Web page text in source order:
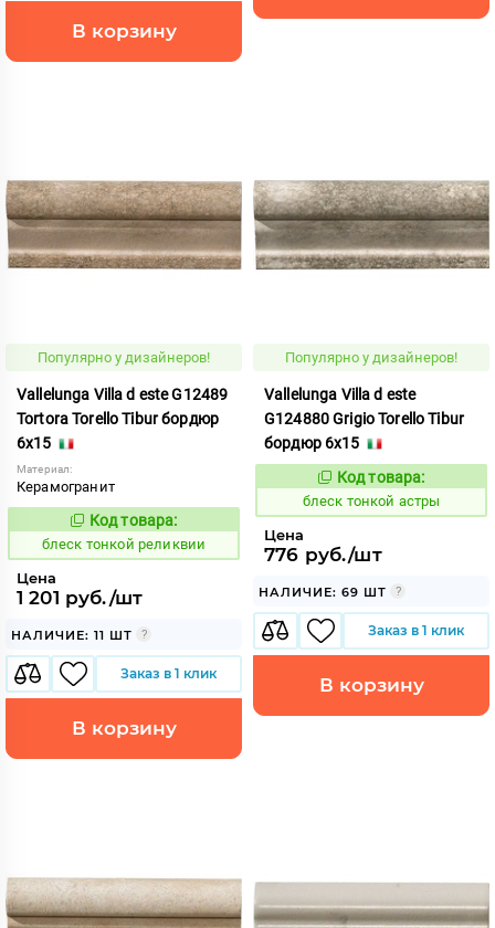
В корзину
Популярно у дизайнеров!
Vallelunga Villa d este G12489
Tortora Torello Tibur бордюр
6x15
Материал:
Керамогранит
44080
Код товара:
блеск тонкой реликвии
Цена
1 201 руб./шт
НАЛИЧИЕ: 11 ШТ
Заказ в 1 клик
В корзину
Популярно у дизайнеров!
Vallelunga Villa d este
G124880 Grigio Torello Tibur
бордюр 6x15
44081
Код товара:
блеск тонкой астры
Цена
776 руб./шт
НАЛИЧИЕ: 69 ШТ
Заказ в 1 клик
В корзину